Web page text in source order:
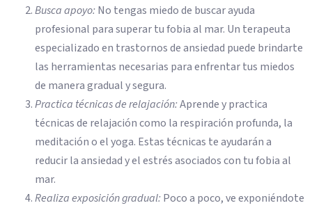
Busca apoyo:No tengas miedo de buscar ayuda
profesional para superar tu fobia al mar. Un terapeuta
especializado en trastornos de ansiedad puede brindarte
las herramientas necesarias para enfrentar tus miedos
de manera gradual y segura.
Practica técnicas de relajación:Aprende y practica
técnicas de relajación como la respiración profunda, la
meditación o el yoga. Estas técnicas te ayudarán a
reducir la ansiedad y el estrés asociados con tu fobia al
mar.
Realiza exposición gradual:Poco a poco, ve exponiéndote